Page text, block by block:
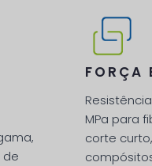
de
FORÇA
MPa para
corte